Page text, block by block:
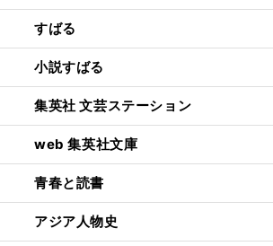
すばる
小説すばる
集英社 文芸ステーション
web 集英社文庫
青春と読書
アジア人物史